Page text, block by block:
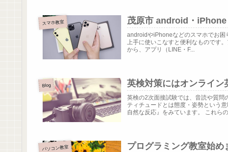
スマホ教室 茂原市 android・iPhone
androidやiPhoneなどのスマホでお困
上手に使いこなすと便利なものです
から、アプリ（LINE・F...
Blog 英検対策にはオンライ
英検の2次面接試験では、音読や質問
ティチュードとは態度・姿勢という
自然な反応』をみています。 これら
パソコン教室 プログラミング教室始め